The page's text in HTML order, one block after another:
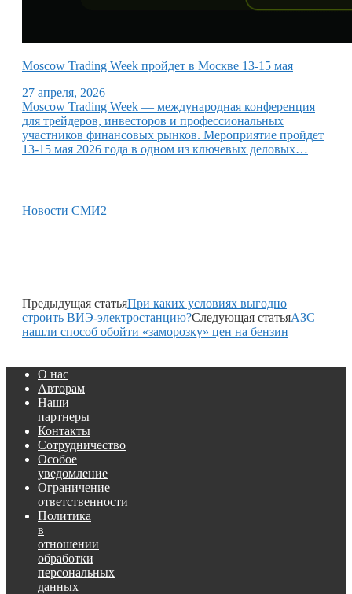
Moscow Trading Week пройдет в Москве 13-15 мая
27 апреля, 2026
Moscow Trading Week — международная конференция
для трейдеров, инвесторов и профессиональных
участников финансовых рынков. Мероприятие пройдет
13-15 мая 2026 года в одном из ключевых деловых…
Новости СМИ2
Предыдущая статьяПри каких условиях выгодно
строить ВИЭ-электростанцию?Следующая статьяАЗС
нашли способ обойти «заморозку» цен на бензин
О нас
Авторам
Наши
партнеры
Контакты
Сотрудничество
Особое
уведомление
Ограничение
ответственности
Политика
в
отношении
обработки
персональных
данных